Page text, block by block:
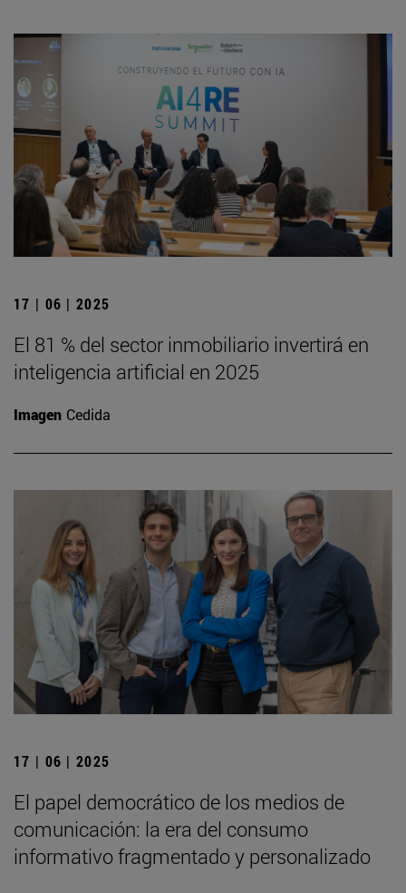
17 | 06 | 2025
El 81 % del sector inmobiliario invertirá en
inteligencia artificial en 2025
Imagen Cedida
17 | 06 | 2025
El papel democrático de los medios de
comunicación: la era del consumo
informativo fragmentado y personalizado